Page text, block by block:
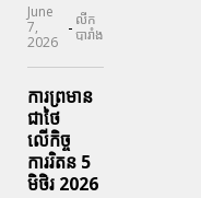
June
7,
2026
- លីក
បារាំង
ការព្រមាន
ជាថៃ
លើកិច្ច
ការរិតន 5
មិថិរ 2026